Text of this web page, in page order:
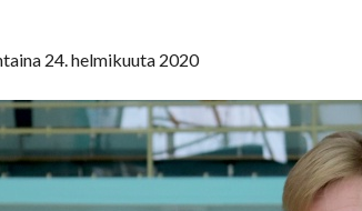
24. helmikuuta 2020